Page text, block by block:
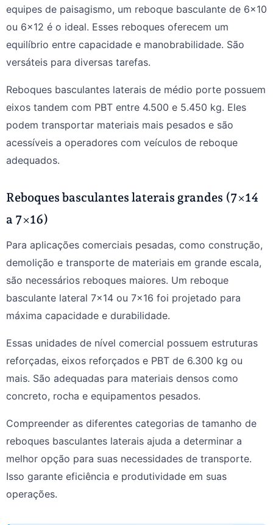
equipes de paisagismo, um reboque basculante de 6x10
ou 6x12 é o ideal. Esses reboques oferecem um
equilíbrio entre capacidade e manobrabilidade. São
versáteis para diversas tarefas.
Reboques basculantes laterais de médio porte possuem
eixos tandem com PBT entre 4.500 e 5.450 kg. Eles
podem transportar materiais mais pesados e são
acessíveis a operadores com veículos de reboque
adequados.
Reboques basculantes laterais grandes (7×14
a 7×16)
Para aplicações comerciais pesadas, como construção,
demolição e transporte de materiais em grande escala,
são necessários reboques maiores. Um reboque
basculante lateral 7×14 ou 7×16 foi projetado para
máxima capacidade e durabilidade.
Essas unidades de nível comercial possuem estruturas
reforçadas, eixos reforçados e PBT de 6.300 kg ou
mais. São adequadas para materiais densos como
concreto, rocha e equipamentos pesados.
Compreender as diferentes categorias de tamanho de
reboques basculantes laterais ajuda a determinar a
melhor opção para suas necessidades de transporte.
Isso garante eficiência e produtividade em suas
operações.